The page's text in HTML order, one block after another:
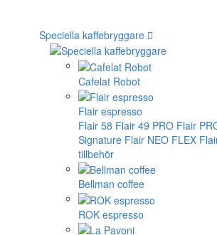
Speciella kaffebryggare
Cafelat Robot
Flair espresso
Flair 58 Flair 49 PRO Flair
Signature Flair NEO FLEX
tillbehör
Bellman coffee
ROK espresso